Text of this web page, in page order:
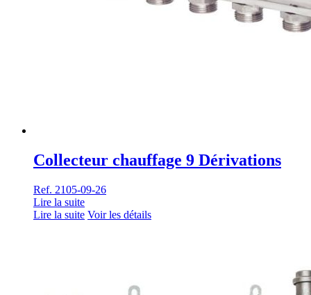
Collecteur chauffage 9 Dérivations
Ref. 2105-09-26
Lire la suite
Lire la suite Voir les détails